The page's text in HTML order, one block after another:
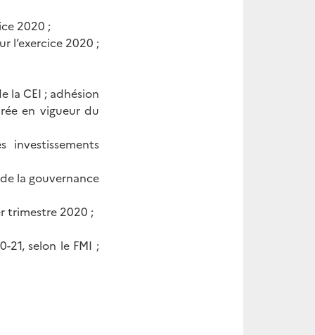
2020 ;
l’exercice 2020 ;
la CEI ; adhésion
en vigueur du
la gouvernance
trimestre 2020 ;
21, selon le FMI ;